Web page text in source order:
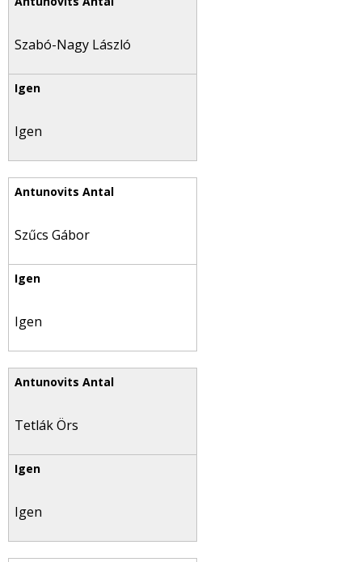
Szabó-Nagy László
Igen
Szűcs Gábor
Igen
Tetlák Örs
Igen